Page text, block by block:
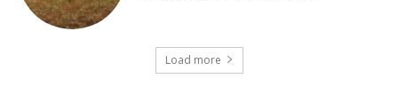
Load more